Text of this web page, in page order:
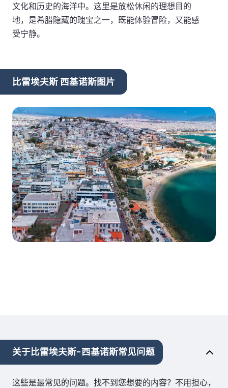
文化和历史的海洋中。这里是放松休闲的理想目的
地，是希腊隐藏的瑰宝之一，既能体验冒险，又能感
受宁静。
比雷埃夫斯 西基诺斯图片
关于比雷埃夫斯-西基诺斯常见问题
这些是最常见的问题。找不到您想要的内容？不用担心，